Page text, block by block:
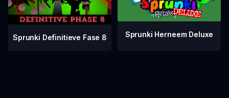
Sprunki Definitieve Fase 8 Sprunki Herneem Deluxe